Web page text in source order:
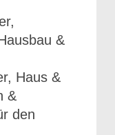
&
Haus &
&
den